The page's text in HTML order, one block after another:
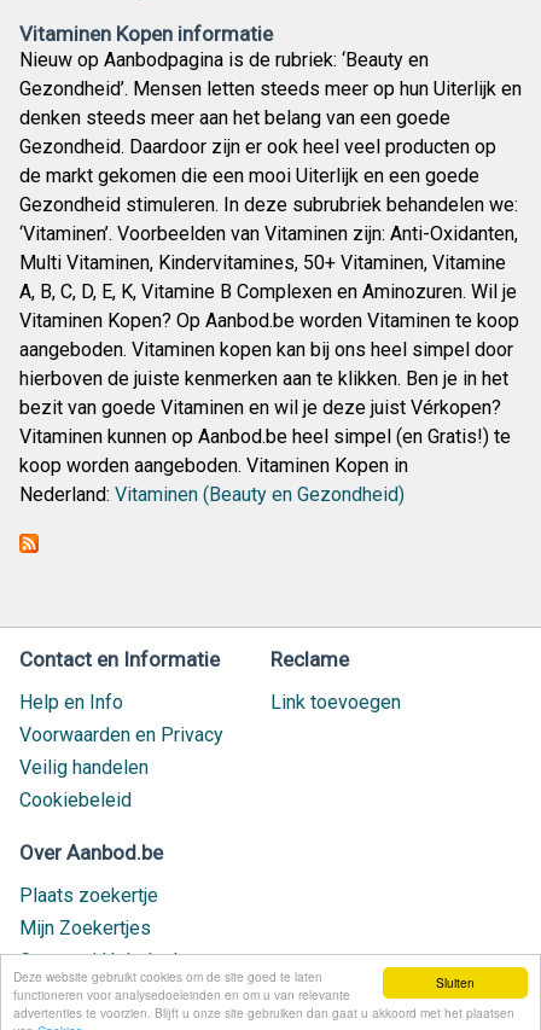
Sluiten
Deze website gebruikt cookies om de site goed te laten
functioneren voor analysedoeleinden en om u van relevante
advertenties te voorzien. Blijft u onze site gebruiken dan gaat u akkoord met het plaatsen
Vitaminen Kopen informatie
Nieuw op Aanbodpagina is de rubriek: ‘Beauty en
Gezondheid’. Mensen letten steeds meer op hun Uiterlijk en
denken steeds meer aan het belang van een goede
Gezondheid. Daardoor zijn er ook heel veel producten op
de markt gekomen die een mooi Uiterlijk en een goede
Gezondheid stimuleren. In deze subrubriek behandelen we:
‘Vitaminen’. Voorbeelden van Vitaminen zijn: Anti-Oxidanten,
Multi Vitaminen, Kindervitamines, 50+ Vitaminen, Vitamine
A, B, C, D, E, K, Vitamine B Complexen en Aminozuren. Wil je
Vitaminen Kopen? Op Aanbod.be worden Vitaminen te koop
aangeboden. Vitaminen kopen kan bij ons heel simpel door
hierboven de juiste kenmerken aan te klikken. Ben je in het
bezit van goede Vitaminen en wil je deze juist Vérkopen?
Vitaminen kunnen op Aanbod.be heel simpel (en Gratis!) te
koop worden aangeboden. Vitaminen Kopen in
Nederland: Vitaminen (Beauty en Gezondheid)
Contact en Informatie
Help en Info
Voorwaarden en Privacy
Veilig handelen
Cookiebeleid
Reclame
Link toevoegen
Over Aanbod.be
Plaats zoekertje
Mijn Zoekertjes
Contact / Helpdesk
Nieuw geplaatst